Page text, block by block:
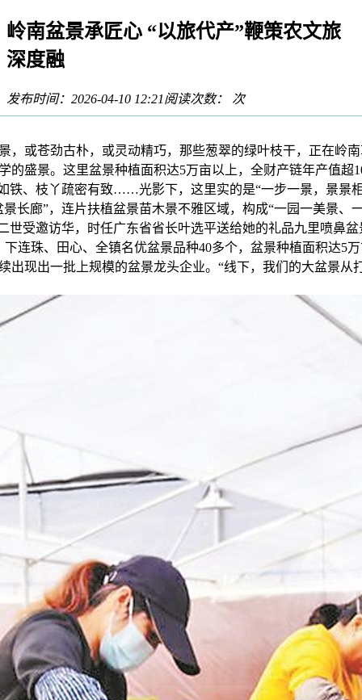
岭南盆景承匠心 “以旅代产”鞭策农文旅
深度融
发布时间：2026-04-10 12:21阅读次数： 次
苍劲古朴，或灵动精巧，那些葱翠的绿叶枝干，正在岭
盛景。这里盆景种植面积达5万亩以上，全财产链年产值
、枝丫疏密有致……光影下，这里实的是“一步一景，景
长廊”，连片扶植盆景苗木景不雅区域，构成“一园一美景
受邀访华，时任广东省省长叶选平送给她的礼品九里喷
连珠、田心、全镇名优盆景品种40多个，盆景种植面积达5
现出一批上规模的盆景龙头企业。“线下，我们的大盆景